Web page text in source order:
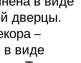
дверцы.
–
в виде